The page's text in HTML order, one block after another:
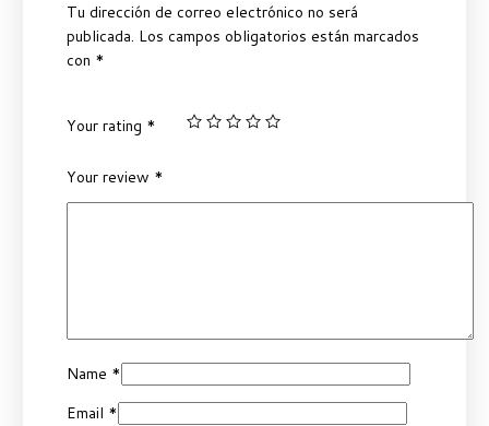
Tu dirección de correo electrónico no será
publicada. Los campos obligatorios están marcados
con *
Your rating *
Your review *
Name *
Email *